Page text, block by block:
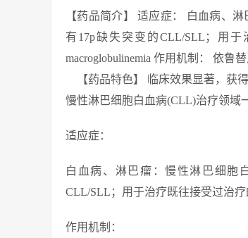
【药品简介】 适应症： 白血病、
有17p缺失突变的CLL/SLL；用
macroglobulinemia 作用机制： 依鲁
【药品特色】 临床效果显著，获
慢性淋巴细胞白血病(CLL)治疗领域
适应症：
白血病、淋巴瘤：慢性淋巴细胞
CLL/SLL；用于治疗既往接受过治疗
作用机制：